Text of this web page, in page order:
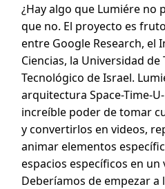
¿Hay algo que Lumiére no
que no. El proyecto es
entre Google Research, el
Ciencias, la Universidad
Tecnológico de Israel.
arquitectura Space-Time-
increíble poder de tomar
y convertirlos en videos,
animar elementos
espacios específicos en un
Deberíamos de empezar